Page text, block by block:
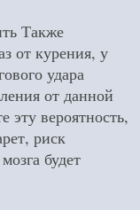
Также
от курения, у
удара
от данной
эту вероятность,
риск
будет